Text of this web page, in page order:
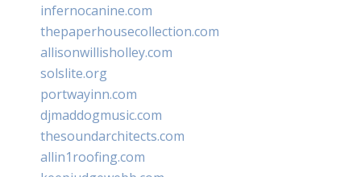
infernocanine.com
thepaperhousecollection.com
allisonwillisholley.com
solslite.org
portwayinn.com
djmaddogmusic.com
thesoundarchitects.com
allin1roofing.com